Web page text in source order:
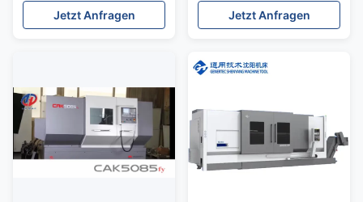
r/min HTC40Bm/1000
Jetzt Anfragen
Maschine Drehungs-
Mühlmitte-Maschinen-3
Jetzt Anfragen